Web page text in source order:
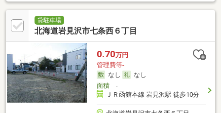
貸駐車場
北海道岩見沢市七条西６丁目
0.70万円
管理費等-
なし
なし
面積-
ＪＲ函館本線 岩見沢駅 徒歩10分